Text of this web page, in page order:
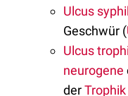
Ulcus
Geschwür (
Ulcus
neurogene
derTrophik